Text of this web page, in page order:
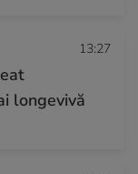
13:27
longevivă